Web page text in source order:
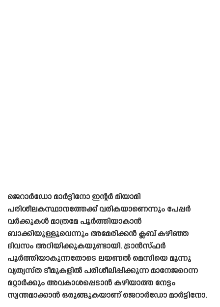
ജെറാർഡോ മാർട്ടിനോ ഇന്റർ മിയാമി
പരിശീലകസ്ഥാനത്തേക്ക് വരികയാണെന്നും പേപ്പർ
വർക്കുകൾ മാത്രമേ പൂർത്തിയാകാൻ
ബാക്കിയുള്ളൂവെന്നും അമേരിക്കൻ ക്ലബ് കഴിഞ്ഞ
ദിവസം അറിയിക്കുകയുണ്ടായി. ട്രാൻസ്‌ഫർ
പൂർത്തിയാകുന്നതോടെ ലയണൽ മെസിയെ മൂന്നു
വ്യത്യസ്‌ത ടീമുകളിൽ പരിശീലിപ്പിക്കുന്ന മാനേജറെന്ന
മറ്റാർക്കും അവകാശപ്പെടാൻ കഴിയാത്ത നേട്ടം
സ്വന്തമാക്കാൻ ഒരുങ്ങുകയാണ് ജെറാർഡോ മാർട്ടിനോ.